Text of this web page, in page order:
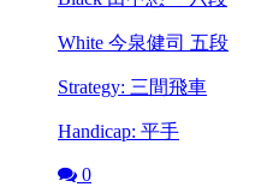
White 今泉健司 五段
Strategy: 三間飛車
Handicap: 平手
0